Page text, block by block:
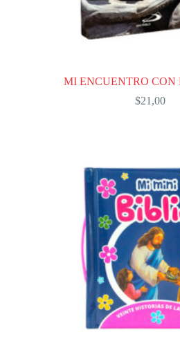
MI ENCUENTRO CON
$21,00